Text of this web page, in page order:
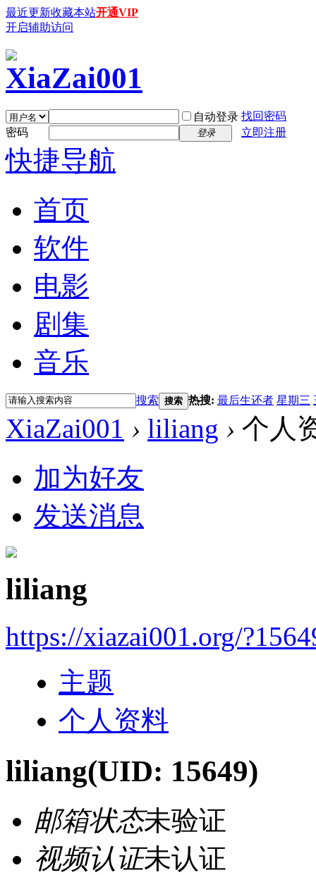
最近更新收藏本站开通VIP
开启辅助访问
自动登录 找回密码
密码
登录 立即注册
快捷导航
首页
软件
电影
剧集
音乐
搜索 搜索 热搜: 最后生还者 星期三
XiaZai001 › liliang › 个人
加为好友
发送消息
liliang
https://xiazai001.org/
主题
个人资料
liliang(UID: 15649)
邮箱状态未验证
视频认证未认证